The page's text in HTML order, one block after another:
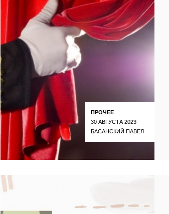
ПРОЧЕЕ
30 АВГУСТА 2023
БАСАНСКИЙ ПАВЕЛ